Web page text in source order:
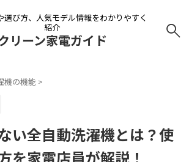
選び方、人気モデル情報をわかりやすく
紹介
リーン家電ガイド
機の機能 >
い全自動洗濯機とは？使
を家電店員が解説！